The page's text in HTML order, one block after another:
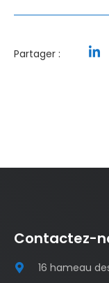
Partager :
Contactez-
16 hameau